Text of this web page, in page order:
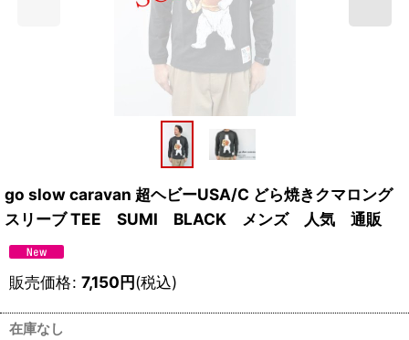
go slow caravan 超ヘビーUSA/C どら焼きクマロング
スリーブ TEE SUMI BLACK メンズ 人気 通販
販売価格: 7,150円(税込)
在庫なし